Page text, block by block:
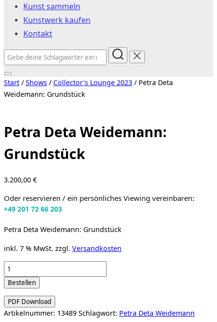
Kunst sammeln
Kunstwerk kaufen
Kontakt
Suchen
nach:
Seitenleiste
&
Navigation
Start / Shows / Collector's Lounge 2023 / Petra Deta
Weidemann: Grundstück
Petra Deta Weidemann:
Grundstück
3.200,00 €
Oder reservieren / ein persönliches Viewing vereinbaren:
+49 201 72 66 203
Petra Deta Weidemann: Grundstück
inkl. 7 % MwSt. zzgl. Versandkosten
Petra
Deta
Weidemann:
Grundstück
Menge
Bestellen
PDF Download
Artikelnummer: 13489 Schlagwort: Petra Deta Weidemann